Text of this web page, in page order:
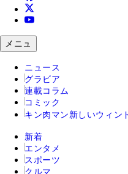
メニュ
ニュース
グラビア
連載コラム
コミック
キン肉マン 新しいウィン
新着
エンタメ
スポーツ
クルマ